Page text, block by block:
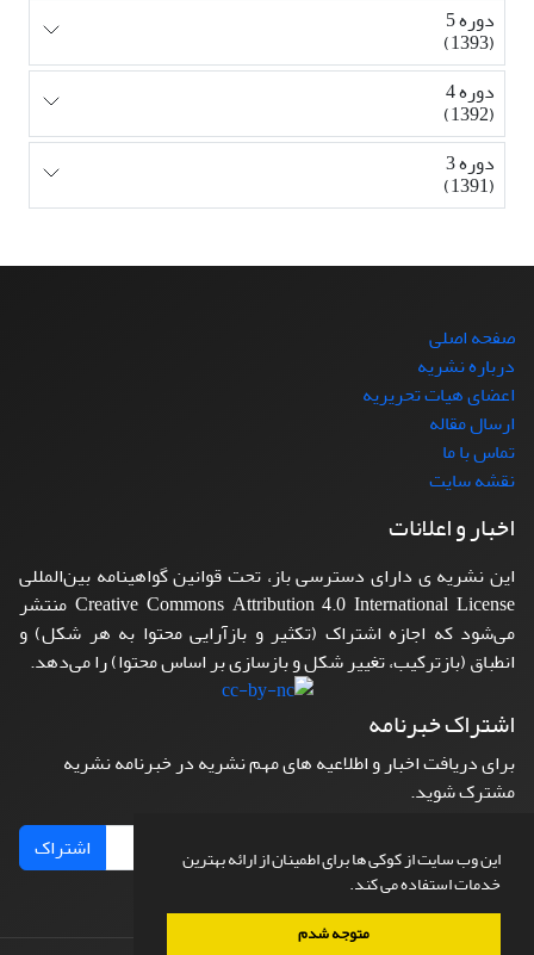
این وب سایت از کوکی ها برای اطمینان از ارائه بهترین
خدمات استفاده می کند.
متوجه شدم
دوره 5
(1393)
دوره 4
(1392)
دوره 3
(1391)
صفحه اصلی
درباره نشریه
اعضای هیات تحریریه
ارسال مقاله
تماس با ما
نقشه سایت
اخبار و اعلانات
این نشریه ی دارای دسترسی باز، تحت قوانین گواهینامه بین‌المللی
Creative Commons Attribution 4.0 International License منتشر
می‌شود که اجازه اشتراک (تکثیر و بازآرایی محتوا به هر شکل) و
انطباق (بازترکیب، تغییر شکل و بازسازی بر اساس محتوا) را می‌دهد.
اشتراک خبرنامه
برای دریافت اخبار و اطلاعیه های مهم نشریه در خبرنامه نشریه
مشترک شوید.
اشتراک